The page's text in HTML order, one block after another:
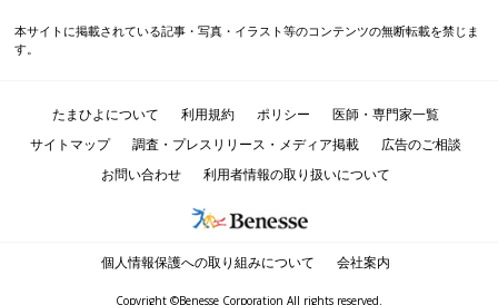
本サイトに掲載されている記事・写真・イラスト等のコンテンツの無断転載を禁じま
す。
たまひよについて 利用規約 ポリシー
医師・専門家一覧
サイトマップ
調査・プレスリリース・メディア掲載
広告のご相談
お問い合わせ
利用者情報の取り扱いについて
個人情報保護への取り組みについて 会社案内
Copyright ©Benesse Corporation All rights reserved.